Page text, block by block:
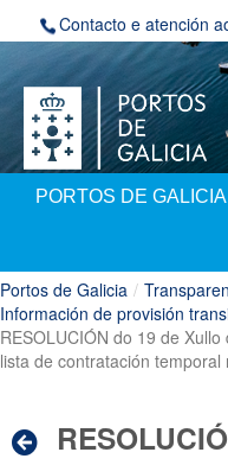
Volver ao contido
Contacto e atención
PORTOS DE GALICIA
Portos de Galicia /
Información de provisión
RESOLUCIÓN do 19 de
lista de contratación